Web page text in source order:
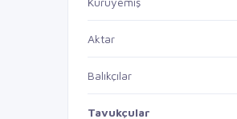
Aktar
Balıkçılar
Tavukçular